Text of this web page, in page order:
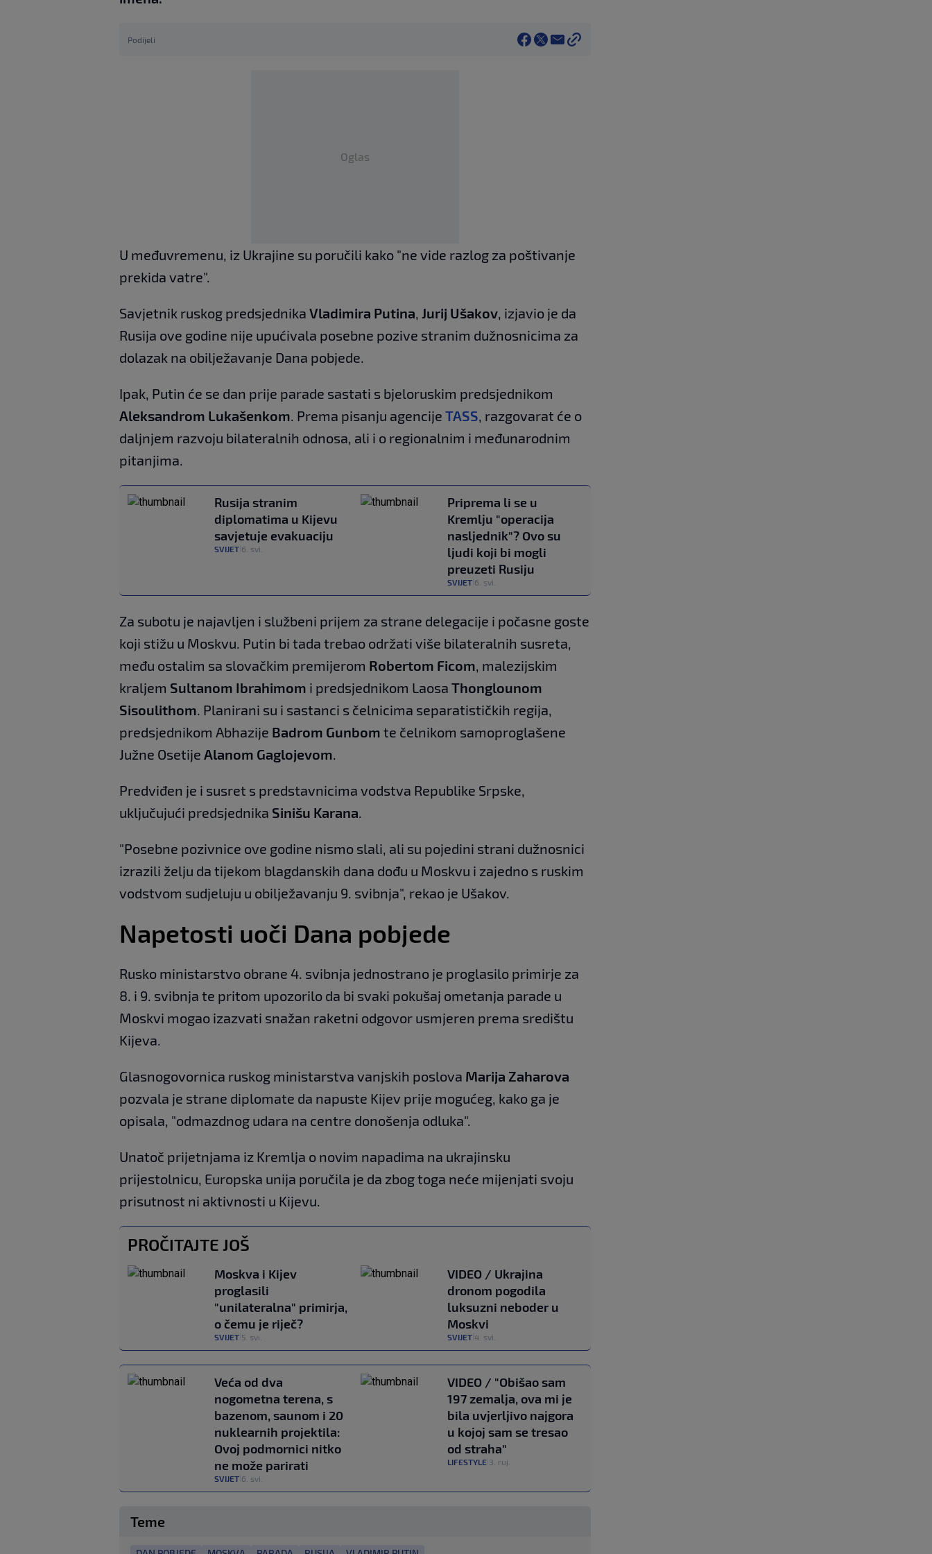
Podijeli
Oglas
U međuvremenu, iz Ukrajine su poručili kako "ne vide razlog za poštivanje
prekida vatre".
Savjetnik ruskog predsjednika Vladimira Putina, Jurij Ušakov, izjavio je da
Rusija ove godine nije upućivala posebne pozive stranim dužnosnicima za
dolazak na obilježavanje Dana pobjede.
Ipak, Putin će se dan prije parade sastati s bjeloruskim predsjednikom
Aleksandrom Lukašenkom. Prema pisanju agencije TASS, razgovarat će o
daljnjem razvoju bilateralnih odnosa, ali i o regionalnim i međunarodnim
pitanjima.
Rusija stranim
diplomatima u Kijevu
savjetuje evakuaciju
SVIJET 6. svi.
Priprema li se u
Kremlju "operacija
nasljednik"? Ovo su
ljudi koji bi mogli
preuzeti Rusiju
SVIJET 6. svi.
Za subotu je najavljen i službeni prijem za strane delegacije i počasne goste
koji stižu u Moskvu. Putin bi tada trebao održati više bilateralnih susreta,
među ostalim sa slovačkim premijerom Robertom Ficom, malezijskim
kraljem Sultanom Ibrahimom i predsjednikom Laosa Thonglounom
Sisoulithom. Planirani su i sastanci s čelnicima separatističkih regija,
predsjednikom Abhazije Badrom Gunbom te čelnikom samoproglašene
Južne Osetije Alanom Gaglojevom.
Predviđen je i susret s predstavnicima vodstva Republike Srpske,
uključujući predsjednika Sinišu Karana.
"Posebne pozivnice ove godine nismo slali, ali su pojedini strani dužnosnici
izrazili želju da tijekom blagdanskih dana dođu u Moskvu i zajedno s ruskim
vodstvom sudjeluju u obilježavanju 9. svibnja", rekao je Ušakov.
Napetosti uoči Dana pobjede
Rusko ministarstvo obrane 4. svibnja jednostrano je proglasilo primirje za
8. i 9. svibnja te pritom upozorilo da bi svaki pokušaj ometanja parade u
Moskvi mogao izazvati snažan raketni odgovor usmjeren prema središtu
Kijeva.
Glasnogovornica ruskog ministarstva vanjskih poslova Marija Zaharova
pozvala je strane diplomate da napuste Kijev prije mogućeg, kako ga je
opisala, "odmazdnog udara na centre donošenja odluka".
Unatoč prijetnjama iz Kremlja o novim napadima na ukrajinsku
prijestolnicu, Europska unija poručila je da zbog toga neće mijenjati svoju
prisutnost ni aktivnosti u Kijevu.
PROČITAJTE JOŠ
Moskva i Kijev
proglasili
"unilateralna" primirja,
o čemu je riječ?
SVIJET 5. svi.
VIDEO / Ukrajina
dronom pogodila
luksuzni neboder u
Moskvi
SVIJET 4. svi.
Veća od dva
nogometna terena, s
bazenom, saunom i 20
nuklearnih projektila:
Ovoj podmornici nitko
ne može parirati
SVIJET 6. svi.
VIDEO / "Obišao sam
197 zemalja, ova mi je
bila uvjerljivo najgora
u kojoj sam se tresao
od straha"
LIFESTYLE 3. ruj.
Teme